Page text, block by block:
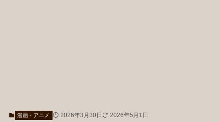
漫画・アニメ 2026年3月30日 2026年5月1日